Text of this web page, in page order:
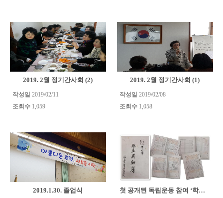
2019. 2월 정기간사회 (2)
작성일 2019/02/11
조회수1,059
2019. 2월 정기간사회 (1)
작성일 2019/02/08
조회수1,058
2019.1.30. 졸업식 첫 공개된 독립운동 참여 ‘학생이동부’ - 역사관제공